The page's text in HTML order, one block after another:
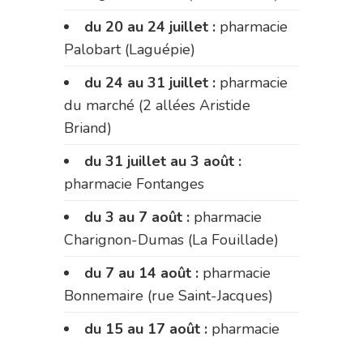
du 20 au 24 juillet : pharmacie
Palobart (Laguépie)
du 24 au 31 juillet : pharmacie
du marché (2 allées Aristide
Briand)
du 31 juillet au 3 août :
pharmacie Fontanges
du 3 au 7 août : pharmacie
Charignon-Dumas (La Fouillade)
du 7 au 14 août : pharmacie
Bonnemaire (rue Saint-Jacques)
du 15 au 17 août : pharmacie